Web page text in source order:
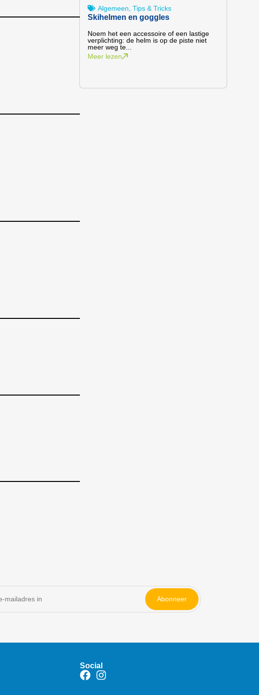
Algemeen ,Tips & Tricks
Skihelmen en goggles
Noem het een accessoire of een lastige
verplichting: de helm is op de piste niet
meer weg te...
Meer lezen
Abonneer
Social